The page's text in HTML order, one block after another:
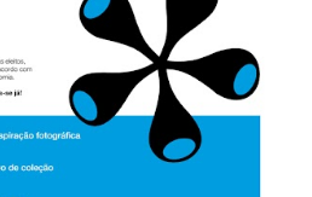
. Embora o nome “reset
agora, a lógica por
outros grandes relatórios
Life Trends 2025 , descreve o
, segundo o qual as
autenticidade e
Na pesquisa da